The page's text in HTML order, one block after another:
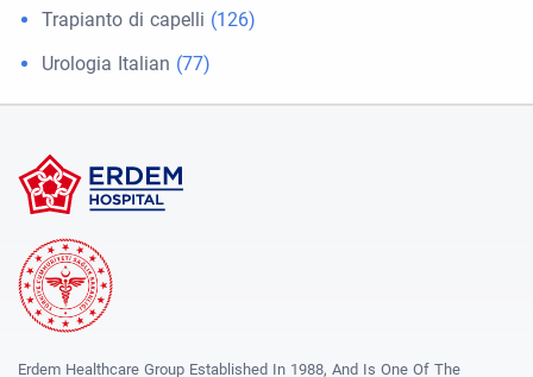
Trapianto di capelli (126)
Urologia Italian (77)
Erdem Healthcare Group Established In 1988, And Is One Of The